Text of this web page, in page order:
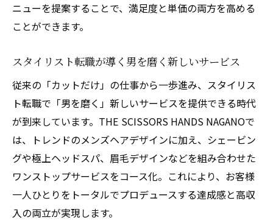
ニューを提案することで、満足度と単価の両方を高める
ことができます。
スタイリスト転職が導く男を磨く新しいサービス
従来の「カットだけ」の仕事から一歩進み、スタイリス
ト転職で「男を磨く」新しいサービスを提供できる時代
が到来しています。THE SCISSORS HANDS NAGANOで
は、トレンドのメンズヘアデザインに加え、シェービン
グや極上ヘッドスパ、眉毛デザインなどを組み合わせた
ワンストップサービスをコース化。これにより、お客様
一人ひとりをトータルでプロデュースする達成感と高収
入の両立が実現します。